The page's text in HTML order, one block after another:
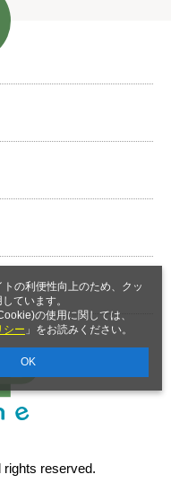
の利便性向上のため、クッ
ています。
の使用に関しては、
シー 」をお読みください。
OK
reserved.